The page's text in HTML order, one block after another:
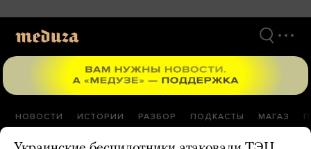
НОВОСТИ ИСТОРИИ РАЗБОР ПОДКАСТЫ МАГАЗ